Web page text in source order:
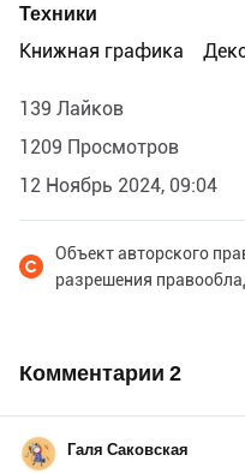
Техники
Книжная графика
139 Лайков
1209 Просмотров
12 Ноябрь 2024, 09:04
Объект авторского
разрешения
Комментарии 2
Галя Саковская